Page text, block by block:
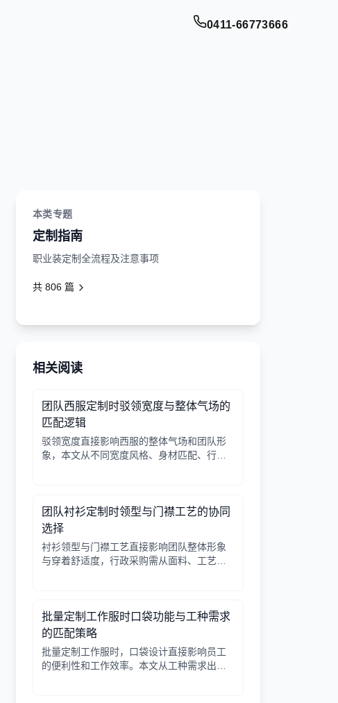
0411-66773666
本类专题
定制指南
职业装定制全流程及注意事项
共 806 篇
相关阅读
团队西服定制时驳领宽度与整体气场的
匹配逻辑
驳领宽度直接影响西服的整体气场和团队形
象，本文从不同宽度风格、身材匹配、行业
团队衬衫定制时领型与门襟工艺的协同
选择
衬衫领型与门襟工艺直接影响团队整体形象
与穿着舒适度，行政采购需从面料、工艺、
批量定制工作服时口袋功能与工种需求
的匹配策略
批量定制工作服时，口袋设计直接影响员工
的便利性和工作效率。本文从工种需求出